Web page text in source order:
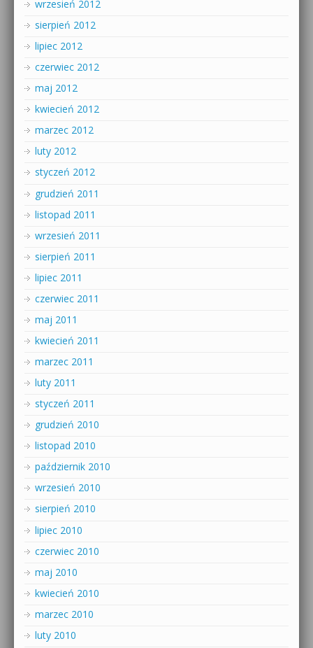
wrzesień 2012
sierpień 2012
lipiec 2012
czerwiec 2012
maj 2012
kwiecień 2012
marzec 2012
luty 2012
styczeń 2012
grudzień 2011
listopad 2011
wrzesień 2011
sierpień 2011
lipiec 2011
czerwiec 2011
maj 2011
kwiecień 2011
marzec 2011
luty 2011
styczeń 2011
grudzień 2010
listopad 2010
październik 2010
wrzesień 2010
sierpień 2010
lipiec 2010
czerwiec 2010
maj 2010
kwiecień 2010
marzec 2010
luty 2010